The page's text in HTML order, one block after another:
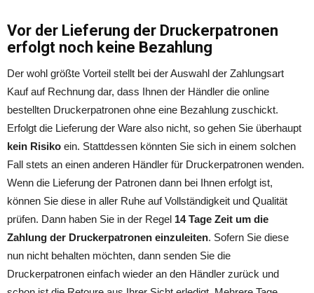
Vor der Lieferung der Druckerpatronen
erfolgt noch keine Bezahlung
Der wohl größte Vorteil stellt bei der Auswahl der Zahlungsart
Kauf auf Rechnung dar, dass Ihnen der Händler die online
bestellten Druckerpatronen ohne eine Bezahlung zuschickt.
Erfolgt die Lieferung der Ware also nicht, so gehen Sie überhaupt
kein Risiko ein. Stattdessen könnten Sie sich in einem solchen
Fall stets an einen anderen Händler für Druckerpatronen wenden.
Wenn die Lieferung der Patronen dann bei Ihnen erfolgt ist,
können Sie diese in aller Ruhe auf Vollständigkeit und Qualität
prüfen. Dann haben Sie in der Regel 14 Tage Zeit um die
Zahlung der Druckerpatronen einzuleiten. Sofern Sie diese
nun nicht behalten möchten, dann senden Sie die
Druckerpatronen einfach wieder an den Händler zurück und